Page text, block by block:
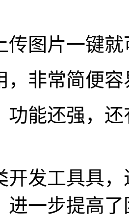
传图片一键
，非常简便
功能还强，
开发工具具
进一步提高